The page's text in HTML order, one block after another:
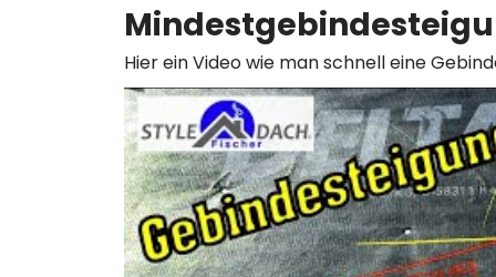
Hier ein Video wie man schnell eine